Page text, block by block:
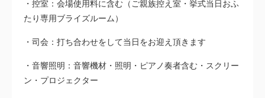
控室：会場使用料に含む（ご親族控え室・挙式当日おふ
たり専用ブライズルーム）
司会：打ち合わせをして当日をお迎え頂きます
音響照明：音響機材・照明・ピアノ奏者含む・スクリー
ン・プロジェクター